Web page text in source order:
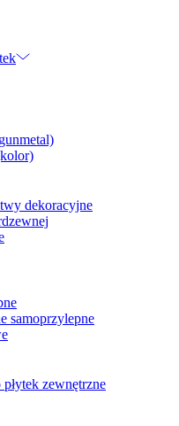
dekoracyjne
samoprzylepne
zewnętrzne